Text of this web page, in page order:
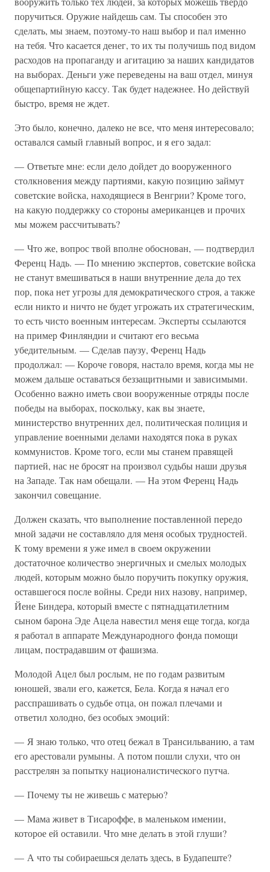
поручиться. Оружие найдешь сам. Ты способен это
сделать, мы знаем, поэтому-то наш выбор и пал именно
на тебя. Что касается денег, то их ты получишь под видом
расходов на пропаганду и агитацию за наших кандидатов
на выборах. Деньги уже переведены на ваш отдел, минуя
общепартийную кассу. Так будет надежнее. Но действуй
быстро, время не ждет.
Это было, конечно, далеко не все, что меня интересовало;
оставался самый главный вопрос, и я его задал:
— Ответьте мне: если дело дойдет до вооруженного
столкновения между партиями, какую позицию займут
советские войска, находящиеся в Венгрии? Кроме того,
на какую поддержку со стороны американцев и прочих
мы можем рассчитывать?
— Что же, вопрос твой вполне обоснован, — подтвердил
Ференц Надь. — По мнению экспертов, советские войска
не станут вмешиваться в наши внутренние дела до тех
пор, пока нет угрозы для демократического строя, а также
если никто и ничто не будет угрожать их стратегическим,
то есть чисто военным интересам. Эксперты ссылаются
на пример Финляндии и считают его весьма
убедительным. — Сделав паузу, Ференц Надь
продолжал: — Короче говоря, настало время, когда мы не
можем дальше оставаться беззащитными и зависимыми.
Особенно важно иметь свои вооруженные отряды после
победы на выборах, поскольку, как вы знаете,
министерство внутренних дел, политическая полиция и
управление военными делами находятся пока в руках
коммунистов. Кроме того, если мы станем правящей
партией, нас не бросят на произвол судьбы наши друзья
на Западе. Так нам обещали. — На этом Ференц Надь
закончил совещание.
Должен сказать, что выполнение поставленной передо
мной задачи не составляло для меня особых трудностей.
К тому времени я уже имел в своем окружении
достаточное количество энергичных и смелых молодых
людей, которым можно было поручить покупку оружия,
оставшегося после войны. Среди них назову, например,
Йене Биндера, который вместе с пятнадцатилетним
сыном барона Эде Ацела навестил меня еще тогда, когда
я работал в аппарате Международного фонда помощи
лицам, пострадавшим от фашизма.
Молодой Ацел был рослым, не по годам развитым
юношей, звали его, кажется, Бела. Когда я начал его
расспрашивать о судьбе отца, он пожал плечами и
ответил холодно, без особых эмоций:
— Я знаю только, что отец бежал в Трансильванию, а там
его арестовали румыны. А потом пошли слухи, что он
расстрелян за попытку националистического путча.
— Почему ты не живешь с матерью?
— Мама живет в Тисароффе, в маленьком имении,
которое ей оставили. Что мне делать в этой глуши?
— А что ты собираешься делать здесь, в Будапеште?